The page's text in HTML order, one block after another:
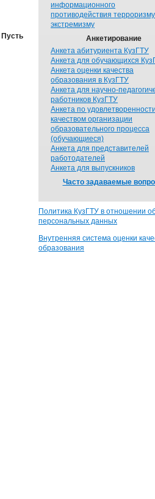
Пусть
информационного
противодействия
экстремизму
Анкетирование
Анкета абитуриента КузГТУ
Анкета для обучающихся
Анкета оценки качества
образования в КузГТУ
Анкета для научно-
работников КузГТУ
Анкета по
качеством организации
образовательного процесса
(обучающиеся)
Анкета для представителей
работодателей
Анкета для выпускников
Часто задаваемые
Политика КузГТУ в отношении
персональных данных
Внутренняя система оценки
образования